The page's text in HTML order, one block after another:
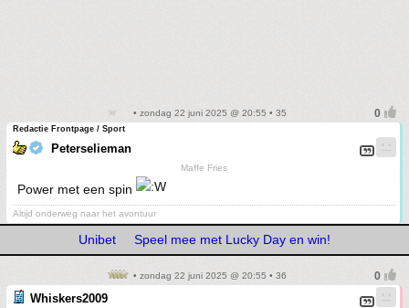
• zondag 22 juni 2025 @ 20:55 • 35
Redactie Frontpage / Sport
Peterselieman
Maffe Fries
Power met een spin
Altijd onderweg naar het avontuur
Unibet Speel mee met Lucky Day en win!
• zondag 22 juni 2025 @ 20:55 • 36
Whiskers2009